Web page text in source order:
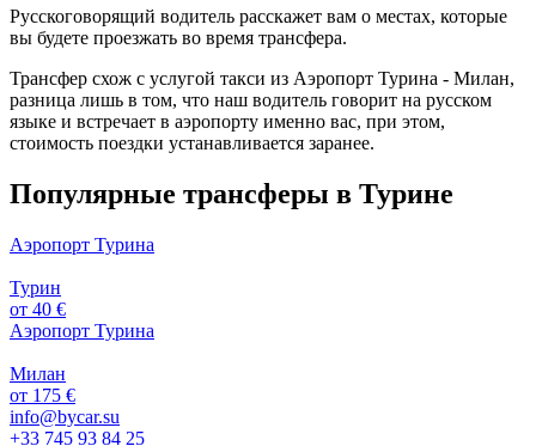
Русскоговорящий водитель расскажет вам о местах, которые
вы будете проезжать во время трансфера.
Трансфер схож с услугой такси из Аэропорт Турина - Милан,
разница лишь в том, что наш водитель говорит на русском
языке и встречает в аэропорту именно вас, при этом,
стоимость поездки устанавливается заранее.
Популярные трансферы в Турине
Аэропорт Турина
Турин
от 40 €
Аэропорт Турина
Милан
от 175 €
info@bycar.su
+33 745 93 84 25